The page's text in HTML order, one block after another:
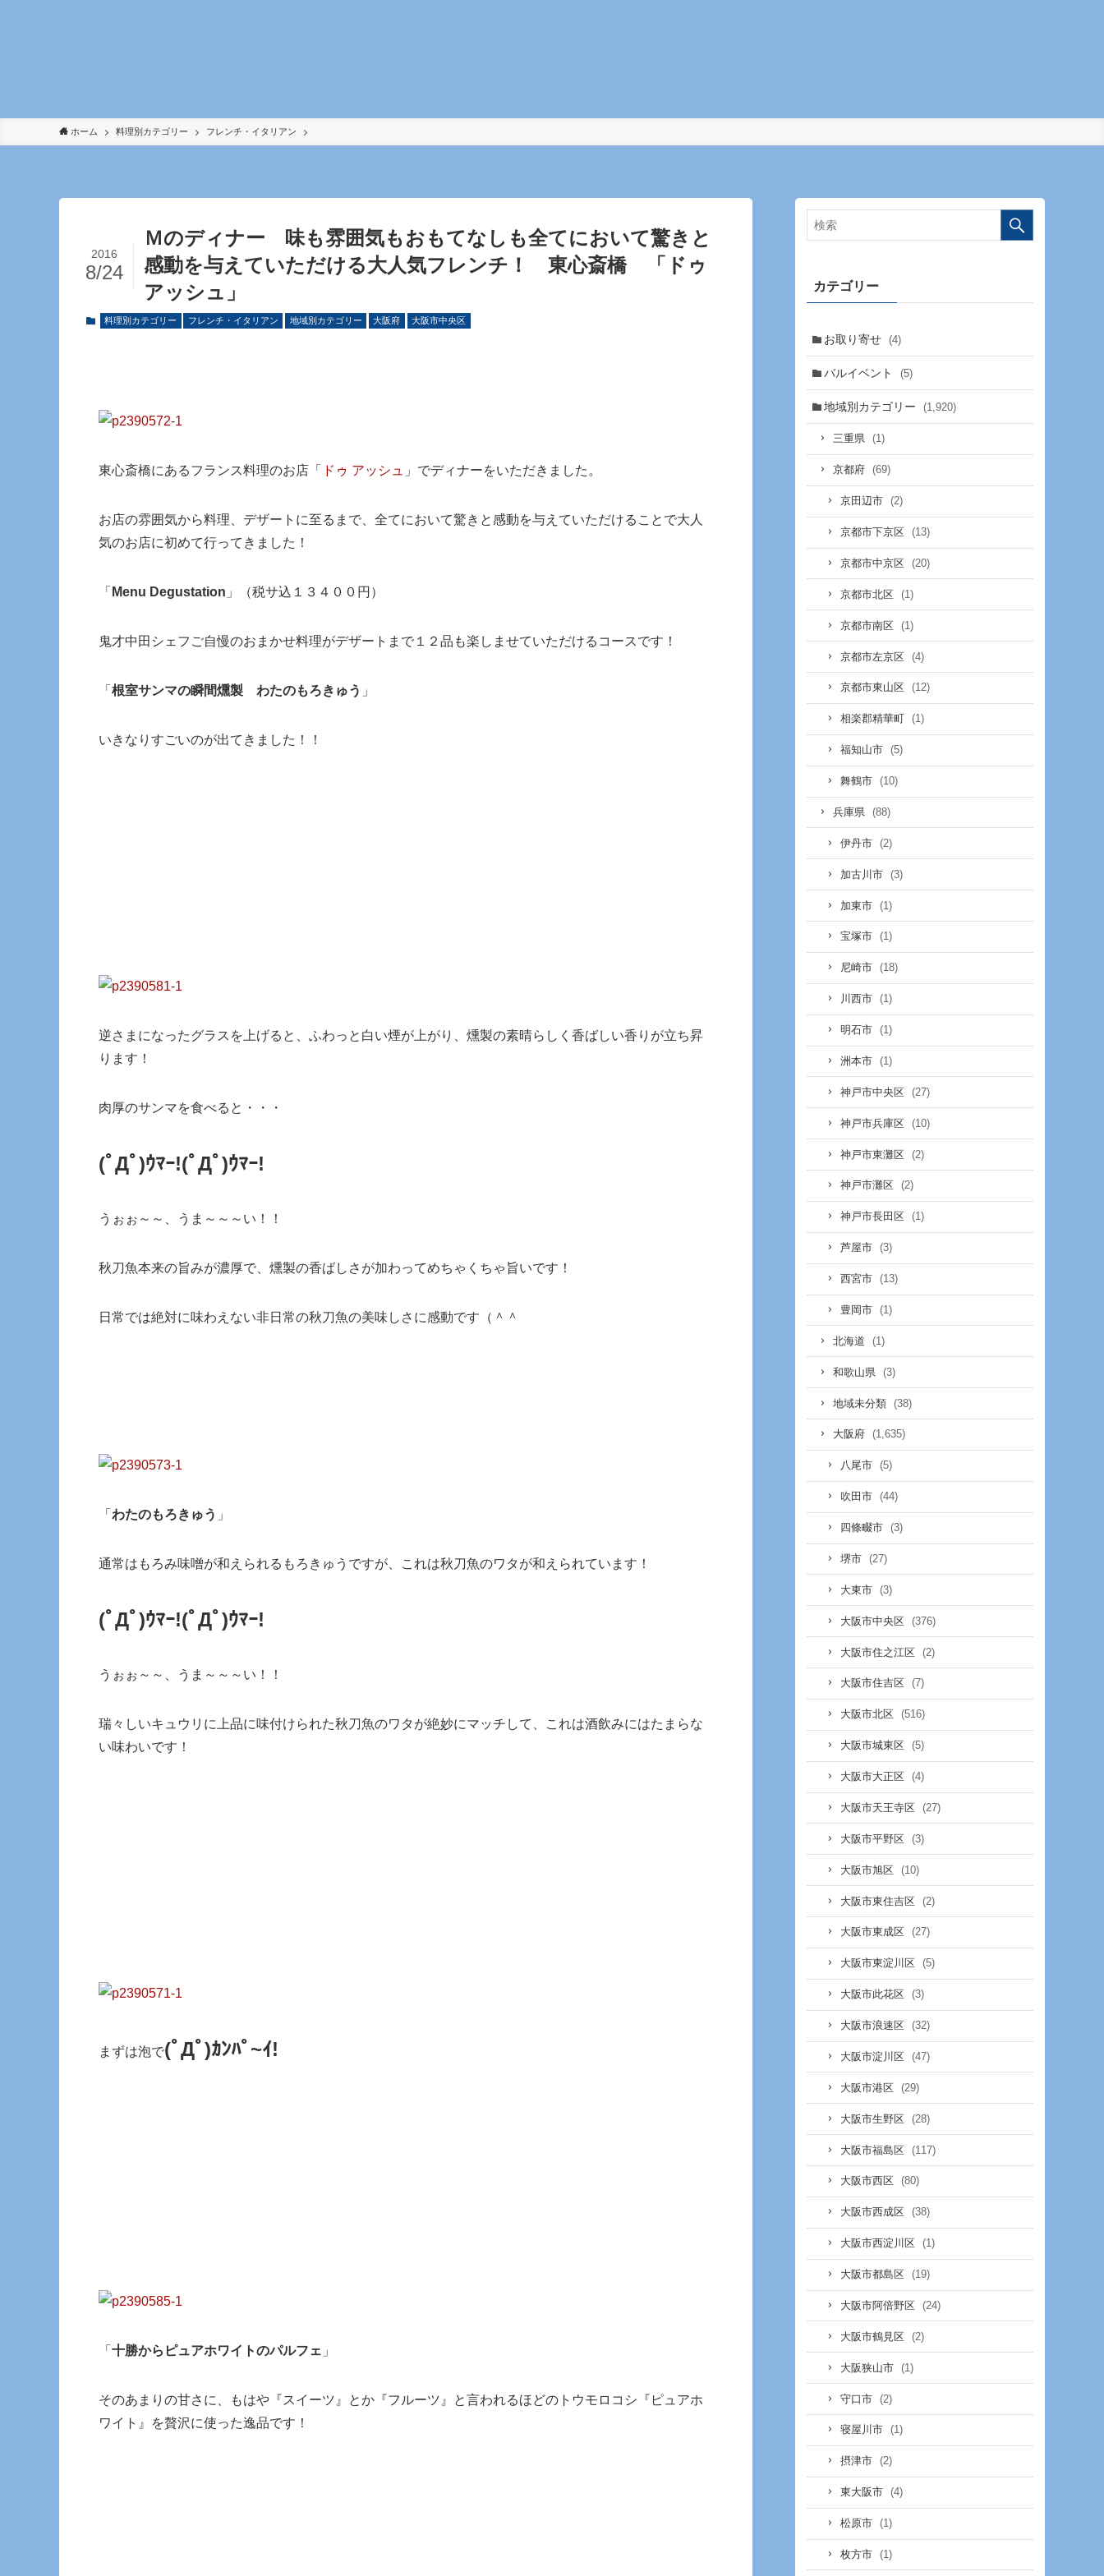
ホーム 料理別カテゴリー フレンチ・イタリアン
Ｍのディナー 味も雰囲気もおもてなしも全てにおいて驚きと
感動を与えていただける大人気フレンチ！ 東心斎橋 「ドゥ
アッシュ」
2016
8/24
料理別カテゴリー フレンチ・イタリアン 地域別カテゴリー 大阪府 大阪市中央区
東心斎橋にあるフランス料理のお店「 ドゥ アッシュ 」でディナーをいただきました。
お店の雰囲気から料理、デザートに至るまで、全てにおいて驚きと感動を与えていただけることで大人
気のお店に初めて行ってきました！
「 Menu Degustation 」（税サ込１３４００円）
鬼才中田シェフご自慢のおまかせ料理がデザートまで１２品も楽しませていただけるコースです！
「 根室サンマの瞬間燻製 わたのもろきゅう 」
いきなりすごいのが出てきました！！
逆さまになったグラスを上げると、ふわっと白い煙が上がり、燻製の素晴らしく香ばしい香りが立ち昇
ります！
肉厚のサンマを食べると・・・
(ﾟДﾟ)ｳﾏｰ!(ﾟДﾟ)ｳﾏｰ!
うぉぉ～～、うま～～～い！！
秋刀魚本来の旨みが濃厚で、燻製の香ばしさが加わってめちゃくちゃ旨いです！
日常では絶対に味わえない非日常の秋刀魚の美味しさに感動です（＾＾
「 わたのもろきゅう 」
通常はもろみ味噌が和えられるもろきゅうですが、これは秋刀魚のワタが和えられています！
(ﾟДﾟ)ｳﾏｰ!(ﾟДﾟ)ｳﾏｰ!
うぉぉ～～、うま～～～い！！
瑞々しいキュウリに上品に味付けられた秋刀魚のワタが絶妙にマッチして、これは酒飲みにはたまらな
い味わいです！
まずは泡で(ﾟДﾟ)ｶﾝﾊﾟ~ｲ!
「 十勝からピュアホワイトのパルフェ 」
そのあまりの甘さに、もはや『スイーツ』とか『フルーツ』と言われるほどのトウモロコシ『ピュアホ
ワイト』を贅沢に使った逸品です！
カテゴリー
お取り寄せ (4)
バルイベント (5)
地域別カテゴリー (1,920)
三重県 (1)
京都府 (69)
京田辺市 (2)
京都市下京区 (13)
京都市中京区 (20)
京都市北区 (1)
京都市南区 (1)
京都市左京区 (4)
京都市東山区 (12)
相楽郡精華町 (1)
福知山市 (5)
舞鶴市 (10)
兵庫県 (88)
伊丹市 (2)
加古川市 (3)
加東市 (1)
宝塚市 (1)
尼崎市 (18)
川西市 (1)
明石市 (1)
洲本市 (1)
神戸市中央区 (27)
神戸市兵庫区 (10)
神戸市東灘区 (2)
神戸市灘区 (2)
神戸市長田区 (1)
芦屋市 (3)
西宮市 (13)
豊岡市 (1)
北海道 (1)
和歌山県 (3)
地域未分類 (38)
大阪府 (1,635)
八尾市 (5)
吹田市 (44)
四條畷市 (3)
堺市 (27)
大東市 (3)
大阪市中央区 (376)
大阪市住之江区 (2)
大阪市住吉区 (7)
大阪市北区 (516)
大阪市城東区 (5)
大阪市大正区 (4)
大阪市天王寺区 (27)
大阪市平野区 (3)
大阪市旭区 (10)
大阪市東住吉区 (2)
大阪市東成区 (27)
大阪市東淀川区 (5)
大阪市此花区 (3)
大阪市浪速区 (32)
大阪市淀川区 (47)
大阪市港区 (29)
大阪市生野区 (28)
大阪市福島区 (117)
大阪市西区 (80)
大阪市西成区 (38)
大阪市西淀川区 (1)
大阪市都島区 (19)
大阪市阿倍野区 (24)
大阪市鶴見区 (2)
大阪狭山市 (1)
守口市 (2)
寝屋川市 (1)
摂津市 (2)
東大阪市 (4)
松原市 (1)
枚方市 (1)